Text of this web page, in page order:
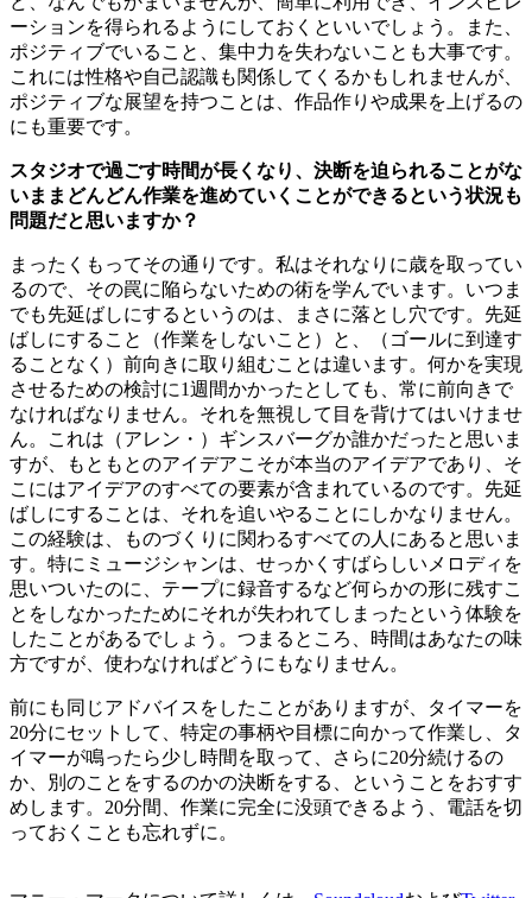
ーションを得られるようにしておくといいでしょう。また、
ポジティブでいること、集中力を失わないことも大事です。
これには性格や自己認識も関係してくるかもしれませんが、
ポジティブな展望を持つことは、作品作りや成果を上げるの
にも重要です。
スタジオで過ごす時間が長くなり、決断を迫られることがな
いままどんどん作業を進めていくことができるという状況も
問題だと思いますか？
まったくもってその通りです。私はそれなりに歳を取ってい
るので、その罠に陥らないための術を学んでいます。いつま
でも先延ばしにするというのは、まさに落とし穴です。先延
ばしにすること（作業をしないこと）と、（ゴールに到達す
ることなく）前向きに取り組むことは違います。何かを実現
させるための検討に1週間かかったとしても、常に前向きで
なければなりません。それを無視して目を背けてはいけませ
ん。これは（アレン・）ギンスバーグか誰かだったと思いま
すが、もともとのアイデアこそが本当のアイデアであり、そ
こにはアイデアのすべての要素が含まれているのです。先延
ばしにすることは、それを追いやることにしかなりません。
この経験は、ものづくりに関わるすべての人にあると思いま
す。特にミュージシャンは、せっかくすばらしいメロディを
思いついたのに、テープに録音するなど何らかの形に残すこ
とをしなかったためにそれが失われてしまったという体験を
したことがあるでしょう。つまるところ、時間はあなたの味
方ですが、使わなければどうにもなりません。
前にも同じアドバイスをしたことがありますが、タイマーを
20分にセットして、特定の事柄や目標に向かって作業し、タ
イマーが鳴ったら少し時間を取って、さらに20分続けるの
か、別のことをするのかの決断をする、ということをおすす
めします。20分間、作業に完全に没頭できるよう、電話を切
っておくことも忘れずに。